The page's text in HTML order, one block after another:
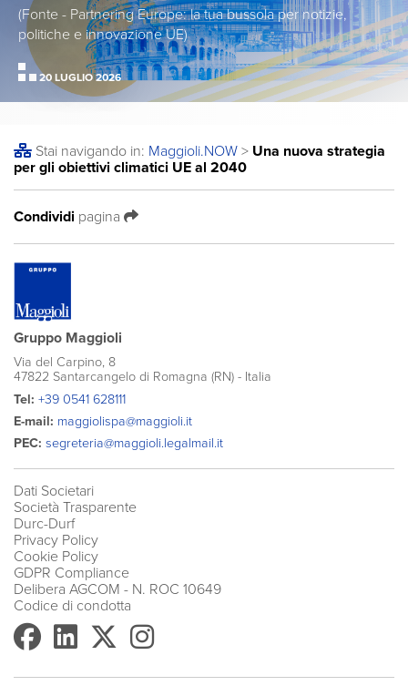
(Fonte - Partnering Europe: la tua bussola per notizie,
politiche e innovazione UE)
20 LUGLIO 2026
Stai navigando in: Maggioli.NOW > Una nuova strategia
per gli obiettivi climatici UE al 2040
Condividi pagina
Gruppo Maggioli
Via del Carpino, 8
47822 Santarcangelo di Romagna (RN) - Italia
Tel: +39 0541 628111
E-mail: maggiolispa@maggioli.it
PEC: segreteria@maggioli.legalmail.it
Dati Societari
Società Trasparente
Durc-Durf
Privacy Policy
Cookie Policy
GDPR Compliance
Delibera AGCOM - N. ROC 10649
Codice di condotta